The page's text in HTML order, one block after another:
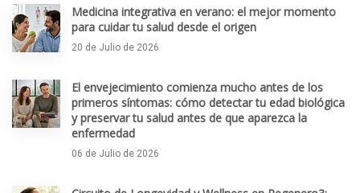
Medicina integrativa en verano: el mejor momento
para cuidar tu salud desde el origen
20 de Julio de 2026
El envejecimiento comienza mucho antes de los
primeros síntomas: cómo detectar tu edad biológica
y preservar tu salud antes de que aparezca la
enfermedad
06 de Julio de 2026